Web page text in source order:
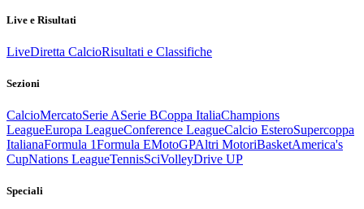
Live e Risultati
LiveDiretta CalcioRisultati e Classifiche
Sezioni
CalcioMercatoSerie ASerie BCoppa ItaliaChampions
LeagueEuropa LeagueConference LeagueCalcio EsteroSupercoppa
ItalianaFormula 1Formula EMotoGPAltri MotoriBasketAmerica's
CupNations LeagueTennisSciVolleyDrive UP
Speciali